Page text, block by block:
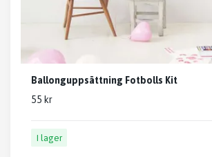
Ballonguppsättning Fotbolls Kit
55 kr
I lager